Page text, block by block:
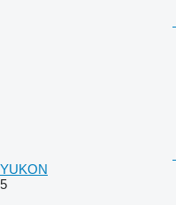
YUKON
5